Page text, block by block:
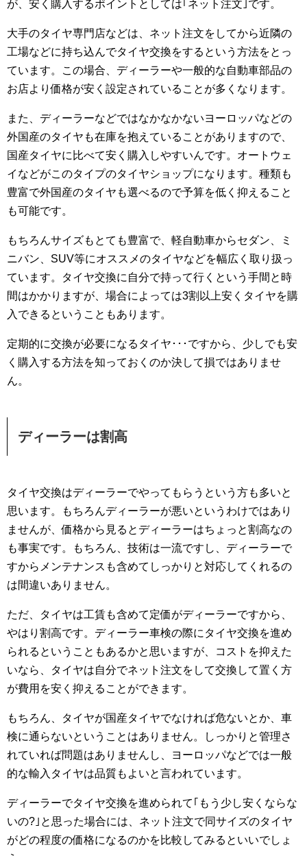
が、安く購入するポイントとしては｢ネット注文｣です。
大手のタイヤ専門店などは、ネット注文をしてから近隣の
工場などに持ち込んでタイヤ交換をするという方法をとっ
ています。この場合、ディーラーや一般的な自動車部品の
お店より価格が安く設定されていることが多くなります。
また、ディーラーなどではなかなかないヨーロッパなどの
外国産のタイヤも在庫を抱えていることがありますので、
国産タイヤに比べて安く購入しやすいんです。オートウェ
イなどがこのタイプのタイヤショップになります。種類も
豊富で外国産のタイヤも選べるので予算を低く抑えること
も可能です。
もちろんサイズもとても豊富で、軽自動車からセダン、ミ
ニバン、SUV等にオススメのタイヤなどを幅広く取り扱っ
ています。タイヤ交換に自分で持って行くという手間と時
間はかかりますが、場合によっては3割以上安くタイヤを購
入できるということもあります。
定期的に交換が必要になるタイヤ･･･ですから、少しでも安
く購入する方法を知っておくのか決して損ではありませ
ん。
ディーラーは割高
タイヤ交換はディーラーでやってもらうという方も多いと
思います。もちろんディーラーが悪いというわけではあり
ませんが、価格から見るとディーラーはちょっと割高なの
も事実です。もちろん、技術は一流ですし、ディーラーで
すからメンテナンスも含めてしっかりと対応してくれるの
は間違いありません。
ただ、タイヤは工賃も含めて定価がディーラーですから、
やはり割高です。ディーラー車検の際にタイヤ交換を進め
られるということもあるかと思いますが、コストを抑えた
いなら、タイヤは自分でネット注文をして交換して置く方
が費用を安く抑えることができます。
もちろん、タイヤが国産タイヤでなければ危ないとか、車
検に通らないということはありません。しっかりと管理さ
れていれば問題はありませんし、ヨーロッパなどでは一般
的な輸入タイヤは品質もよいと言われています。
ディーラーでタイヤ交換を進められて｢もう少し安くならな
いの?｣と思った場合には、ネット注文で同サイズのタイヤ
がどの程度の価格になるのかを比較してみるといいでしょ